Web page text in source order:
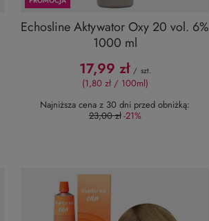
Echosline Aktywator Oxy 20 vol. 6%
1000 ml
17,99 zł / szt.
(1,80 zł / 100ml)
Najniższa cena z 30 dni przed obniżką:
23,00 zł-21%